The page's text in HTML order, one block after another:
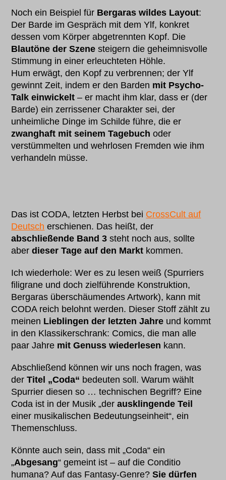
Noch ein Beispiel für Bergaras wildes Layout:
Der Barde im Gespräch mit dem Ylf, konkret
dessen vom Körper abgetrennten Kopf. Die
Blautöne der Szene steigern die geheimnisvolle
Stimmung in einer erleuchteten Höhle.
Hum erwägt, den Kopf zu verbrennen; der Ylf
gewinnt Zeit, indem er den Barden mit Psycho-
Talk einwickelt – er macht ihm klar, dass er (der
Barde) ein zerrissener Charakter sei, der
unheimliche Dinge im Schilde führe, die er
zwanghaft mit seinem Tagebuch oder
verstümmelten und wehrlosen Fremden wie ihm
verhandeln müsse.
Das ist CODA, letzten Herbst bei CrossCult auf
Deutsch erschienen. Das heißt, der
abschließende Band 3 steht noch aus, sollte
aberdieser Tage auf den Markt kommen.
Ich wiederhole: Wer es zu lesen weiß (Spurriers
filigrane und doch zielführende Konstruktion,
Bergaras überschäumendes Artwork), kann mit
CODA reich belohnt werden. Dieser Stoff zählt zu
meinen Lieblingen der letzten Jahre und kommt
in den Klassikerschrank: Comics, die man alle
paar Jahre mit Genuss wiederlesen kann.
Abschließend können wir uns noch fragen, was
derTitel „Coda“ bedeuten soll. Warum wählt
Spurrier diesen so … technischen Begriff? Eine
Coda ist in der Musik „derausklingende Teil
einer musikalischen Bedeutungseinheit“, ein
Themenschluss.
Könnte auch sein, dass mit „Coda“ ein
„Abgesang“ gemeint ist – auf die Conditio
humana? Auf das Fantasy-Genre?Sie dürfen